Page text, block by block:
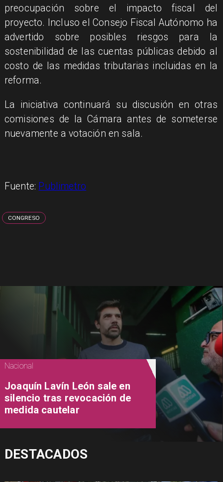
preocupación sobre el impacto fiscal del
proyecto. Incluso el Consejo Fiscal Autónomo ha
advertido sobre posibles riesgos para la
sostenibilidad de las cuentas públicas debido al
costo de las medidas tributarias incluidas en la
reforma.
La iniciativa continuará su discusión en otras
comisiones de la Cámara antes de someterse
nuevamente a votación en sala.
Fuente: Publimetro
CONGRESO
Nacional
Joaquín Lavín León sale en
silencio tras revocación de
medida cautelar
DESTACADOS